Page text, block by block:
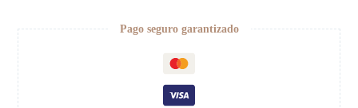
Pago seguro garantizado